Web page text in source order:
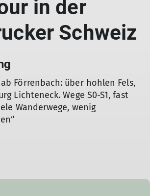
in der
Schweiz
Förrenbach: über hohlen Fels,
Lichteneck. Wege S0-S1, fast
Wanderwege, wenig